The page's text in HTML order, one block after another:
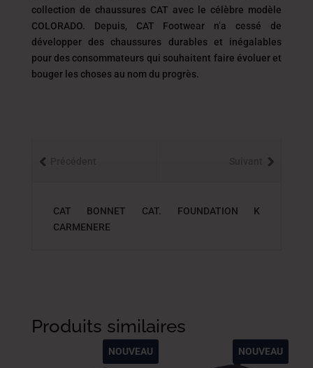
collection de chaussures CAT avec le célèbre modèle
COLORADO. Depuis, CAT Footwear n’a cessé de
développer des chaussures durables et inégalables
pour des consommateurs qui souhaitent faire évoluer et
bouger les choses au nom du progrès.
CAT BONNET CAT. FOUNDATION K
CARMENERE
Produits similaires
NOUVEAU NOUVEAU